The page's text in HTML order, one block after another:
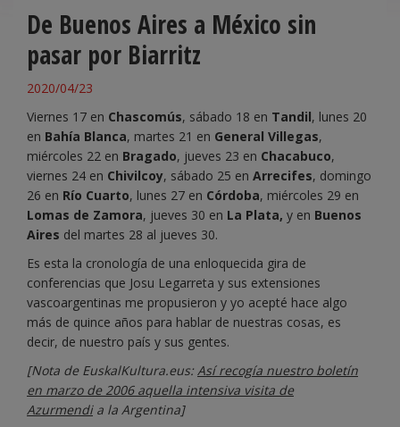
De Buenos Aires a México sin
pasar por Biarritz
2020/04/23
Viernes 17 en Chascomús, sábado 18 en Tandil, lunes 20
en Bahía Blanca, martes 21 en General Villegas,
miércoles 22 en Bragado, jueves 23 en Chacabuco,
viernes 24 en Chivilcoy, sábado 25 en Arrecifes, domingo
26 en Río Cuarto, lunes 27 en Córdoba, miércoles 29 en
Lomas de Zamora, jueves 30 en La Plata, y en Buenos
Aires del martes 28 al jueves 30.
Es esta la cronología de una enloquecida gira de
conferencias que Josu Legarreta y sus extensiones
vascoargentinas me propusieron y yo acepté hace algo
más de quince años para hablar de nuestras cosas, es
decir, de nuestro país y sus gentes.
[Nota de EuskalKultura.eus: Así recogía nuestro boletín
en marzo de 2006 aquella intensiva visita de
Azurmendia la Argentina]